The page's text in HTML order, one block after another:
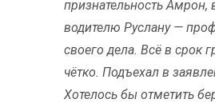
признательность Амрон,
водителю Руслану —
своего дела. Всё в срок
чётко. Подъехал в
Хотелось бы отметить